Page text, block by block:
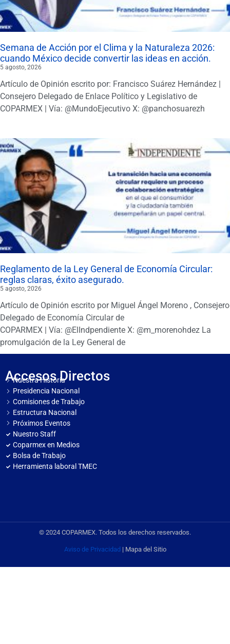
Semana de Acción por el Clima y la Naturaleza 2026:
cuando México decide convertir las ideas en acción.
5 agosto, 2026
Artículo de Opinión escrito por: Francisco Suárez Hernández |
Consejero Delegado de Enlace Político y Legislativo de
COPARMEX | Vía: @MundoEjecutivo X: @panchosuarezh
Reglamento de la Ley General de Economía Circular:
reglas claras, éxito asegurado.
5 agosto, 2026
Artículo de Opinión escrito por Miguel Ángel Moreno , Consejero
Delegado de Economía Circular de
COPARMEX | Vía: @ElIndpendiente X: @m_morenohdez La
promulgación de la Ley General de
Accesos Directos
Nuestra Historia
Presidencia Nacional
Comisiones de Trabajo
Estructura Nacional
Próximos Eventos
Nuestro Staff
Coparmex en Medios
Bolsa de Trabajo
Herramienta laboral TMEC
© 2024 COPARMEX. Todos los derechos reservados.
Aviso de Privacidad | Mapa del Sitio